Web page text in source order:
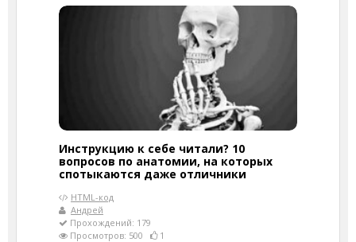
Инструкцию к себе читали? 10
вопросов по анатомии, на которых
спотыкаются даже отличники
HTML-код
Андрей
Прохождений: 179
Просмотров: 500
1